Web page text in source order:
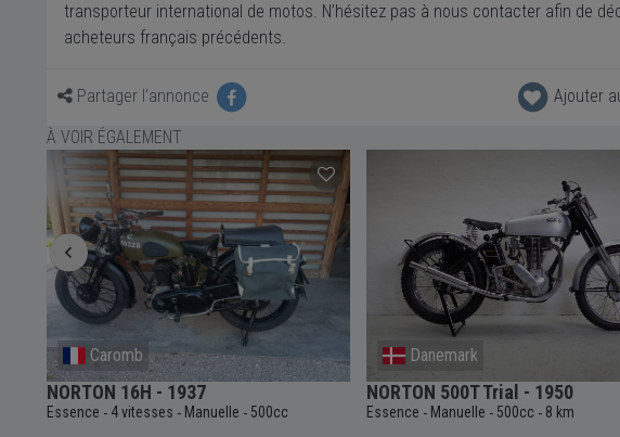
transporteur international de motos. N’hésitez pas à nous contacter afin de
acheteurs français précédents.
Partager l'annonce
Ajouter
À VOIR ÉGALEMENT
Caromb
NORTON 16H - 1937
Essence - 4 vitesses - Manuelle - 500cc
Danemark
NORTON 500T Trial - 1950
Essence - Manuelle - 500cc - 8 km